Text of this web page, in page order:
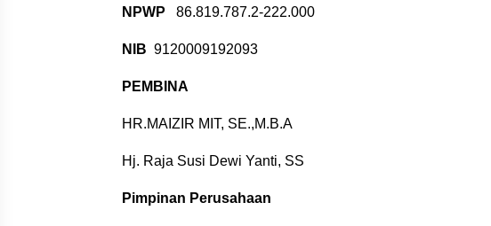
NPWP 86.819.787.2-222.000
NIB 9120009192093
PEMBINA
HR.MAIZIR MIT, SE.,M.B.A
Hj. Raja Susi Dewi Yanti, SS
Pimpinan Perusahaan